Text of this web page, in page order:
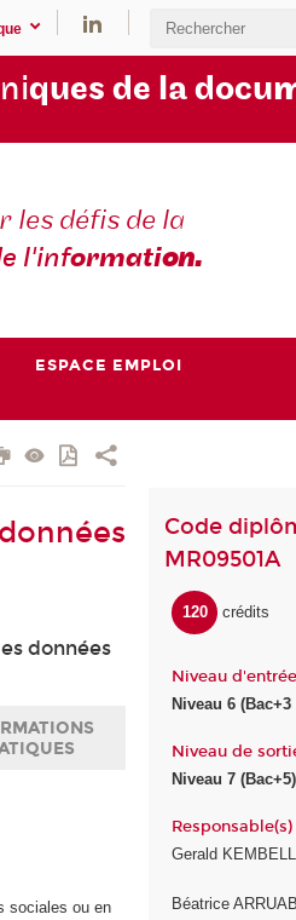
ques de la docu
les défis de la
l'information.
ESPACE EMPLOI
données
sociales ou en
Code
MR09501A
120 crédits
Niveau d'entrée
Niveau 6 (Bac+3
Niveau de
Niveau 7 (Bac+5)
Responsable(s)
Gerald
Béatrice